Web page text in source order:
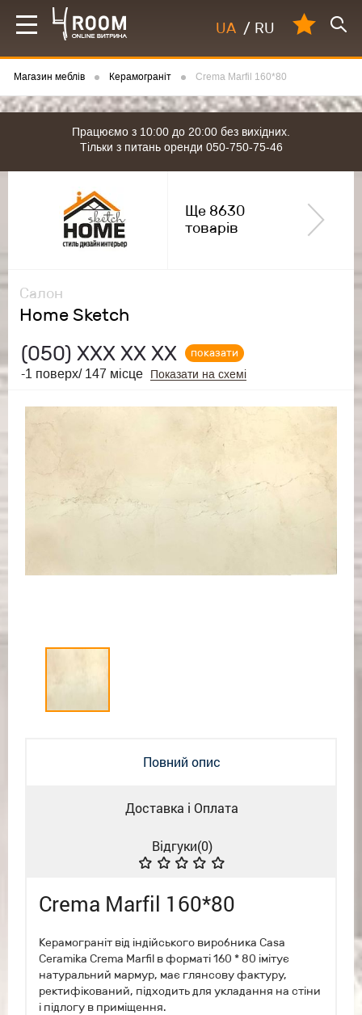
UA / RU
Магазин меблів Керамограніт Crema Marfil 160*80
Працюємо з 10:00 до 20:00 без вихідних.
Тільки з питань оренди 050-750-75-46
Салон
Home Sketch
(050) ХХХ ХХ ХХ
показати
-1 поверх/ 147 місце
Показати на схемі
Ще 8630
товарів
Повний опис
Доставка і Оплата
Відгуки(0)
Crema Marfil 160*80
Керамограніт від індійського виробника Casa
Ceramika Crema Marfil в форматі 160 * 80 імітує
натуральний мармур, має глянсову фактуру,
ректифікований, підходить для укладання на стіни
і підлогу в приміщення.